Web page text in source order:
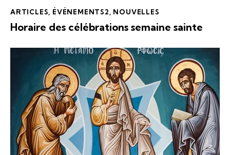
ARTICLES, ÉVÉNEMENTS2, NOUVELLES
Horaire des célébrations semaine sainte